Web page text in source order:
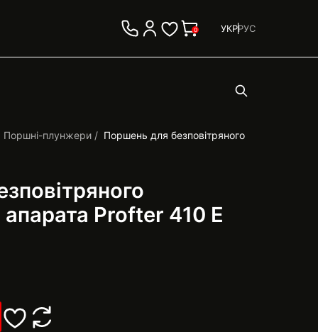
0 УКРРУС
Поршні-плунжери
Поршень для безповітряного
Profter 410 Е